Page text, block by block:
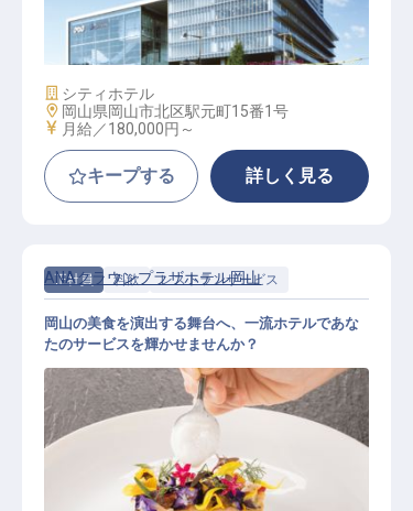
営業事務
施設業態
シティホテル
勤務地
岡山県岡山市北区駅元町15番1号
給与
月給／180,000円～
キープする 詳しく見る
正社員 料飲 レストランサービス
ANAクラウンプラザホテル岡山
岡山の美食を演出する舞台へ、一流ホテルであな
たのサービスを輝かせませんか？